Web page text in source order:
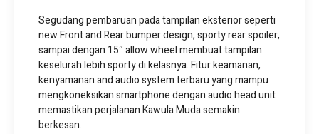
Segudang pembaruan pada tampilan eksterior seperti
new Front and Rear bumper design, sporty rear spoiler,
sampai dengan 15″ allow wheel membuat tampilan
keselurah lebih sporty di kelasnya. Fitur keamanan,
kenyamanan and audio system terbaru yang mampu
mengkoneksikan smartphone dengan audio head unit
memastikan perjalanan Kawula Muda semakin
berkesan.